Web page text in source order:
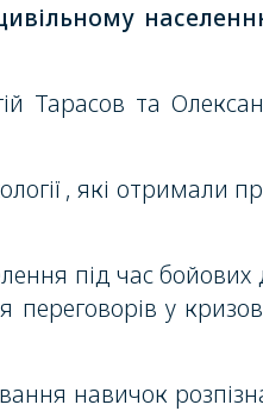
Тарасов та
, які отримали
під час бойових
у
навичок